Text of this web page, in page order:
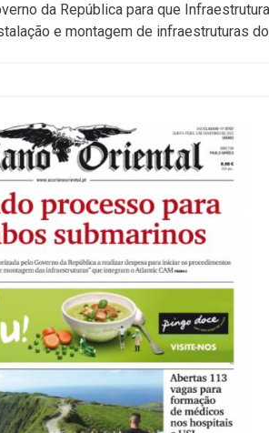
da República para que
e montagem de infraestruturas